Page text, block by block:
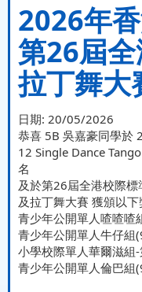
2026年
第26屆
拉丁舞大
日期: 20/05/2026
恭喜 5B 吳嘉豪同學於
12 Single Dance
名
及於第26屆全港校際
及拉丁舞大賽 獲頒以下
青少年公開單人喳喳喳
青少年公開單人牛仔組
小學校際單人華爾滋組-
青少年公開單人倫巴組